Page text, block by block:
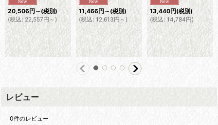
20,506円～ (税別)
(税込: 22,557円～)
11,466円～(税別)
(税込: 12,613円～)
13,440円(税別)
(税込: 14,784円)
レビュー
0件のレビュー